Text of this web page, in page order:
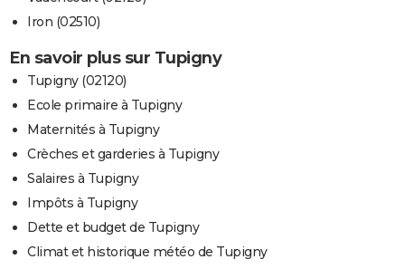
Iron (02510)
En savoir plus sur Tupigny
Tupigny (02120)
Ecole primaire à Tupigny
Maternités à Tupigny
Crèches et garderies à Tupigny
Salaires à Tupigny
Impôts à Tupigny
Dette et budget de Tupigny
Climat et historique météo de Tupigny